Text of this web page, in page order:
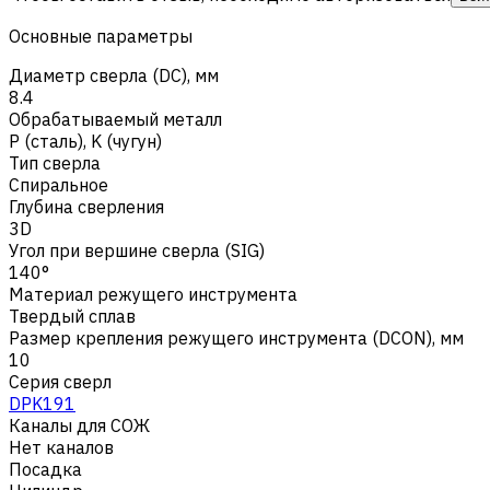
Основные параметры
Диаметр сверла (DC), мм
8.4
Обрабатываемый металл
Р (сталь), K (чугун)
Тип сверла
Спиральное
Глубина сверления
3D
Угол при вершине сверла (SIG)
140°
Материал режущего инструмента
Твердый сплав
Размер крепления режущего инструмента (DCON), мм
10
Серия сверл
DPK191
Каналы для СОЖ
Нет каналов
Посадка